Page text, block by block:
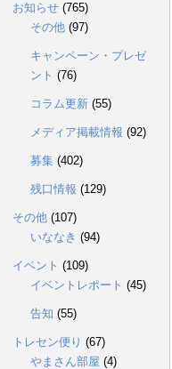
お知らせ (765)
その他 (97)
キャンペーン・プレゼ
ント (76)
コラム更新 (55)
メディア掲載情報 (92)
募集 (402)
残口情報 (129)
その他 (107)
いななき (94)
イベント (109)
イベントレポート (45)
告知 (55)
トレセン便り (67)
やまさん部屋 (4)